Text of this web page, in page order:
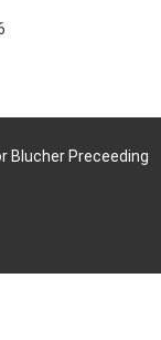
Blucher Preceeding